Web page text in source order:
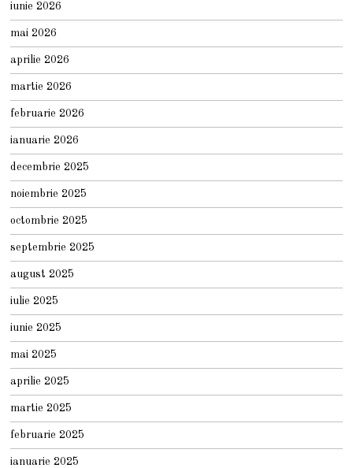
iunie 2026
mai 2026
aprilie 2026
martie 2026
februarie 2026
ianuarie 2026
decembrie 2025
noiembrie 2025
octombrie 2025
septembrie 2025
august 2025
iulie 2025
iunie 2025
mai 2025
aprilie 2025
martie 2025
februarie 2025
ianuarie 2025